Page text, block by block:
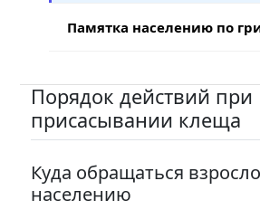
Памятка населению по
Порядок действий при
присасывании клеща
Куда обращаться
населению